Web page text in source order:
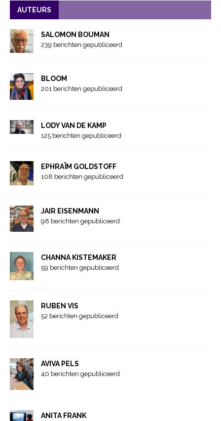
AUTEURS
SALOMON BOUMAN
239 berichten gepubliceerd
BLOOM
201 berichten gepubliceerd
LODY VAN DE KAMP
125 berichten gepubliceerd
EPHRAÏM GOLDSTOFF
108 berichten gepubliceerd
JAIR EISENMANN
98 berichten gepubliceerd
CHANNA KISTEMAKER
59 berichten gepubliceerd
RUBEN VIS
52 berichten gepubliceerd
AVIVA PELS
40 berichten gepubliceerd
ANITA FRANK